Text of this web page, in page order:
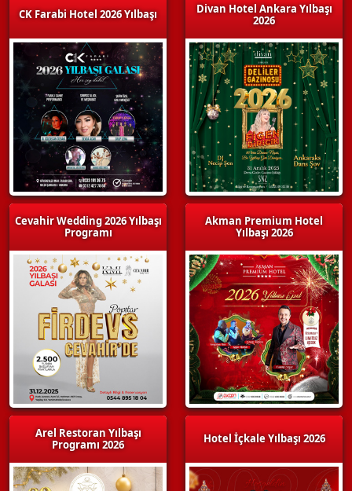
CK Farabi Hotel 2026 Yılbaşı
Cevahir Wedding 2026 Yılbaşı
Programı
Arel Restoran Yılbaşı
Programı 2026
Divan Hotel Ankara Yılbaşı
2026
Akman Premium Hotel
Yılbaşı 2026
Hotel İçkale Yılbaşı 2026